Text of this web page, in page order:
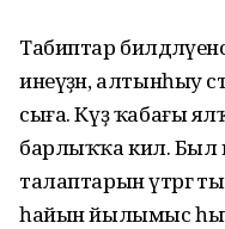
Табиптар
инеүҙән, алтынһыу
сыға. Күҙ ҡабағы
барлыҡҡа килә. Был
талаптарын үтәргә
һайын йылымыс һыу